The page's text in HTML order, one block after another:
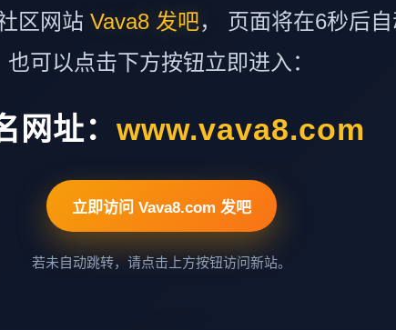
区网站 Vava8 发吧， 页面将在6秒后
也可以点击下方按钮立即进入：
网址： www.vava8.com
立即访问 Vava8.com 发吧
若未自动跳转，请点击上方按钮访问新站。